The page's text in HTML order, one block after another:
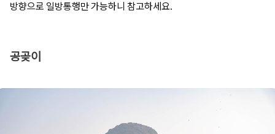
방향으로 일방통행만 가능하니 참고하세요.
공곶이​